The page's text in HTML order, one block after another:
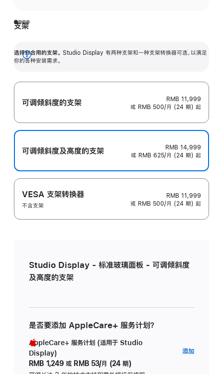
支架
选择你合用的支架。 Studio Display 有两种支架和一种支架转换器可选，以满足
你的各种安装需求。
展
可调倾斜度的支架
RMB 11,999
或 RMB 500/月 (24 期) 起
可调倾斜度及高‍度的支‍架
RMB 14,999
或 RMB 625/月 (24 期) 起
VESA 支架转换器
不含支架
RMB 11,999
或 RMB 500/月 (24 期) 起
Studio Display - 标准玻璃面板 - 可调倾斜度
及高度的支架
是否要添加 AppleCare+ 服务计划？
AppleCare+ 服务计划 (适用于 Studio
Display)
RMB 1,249 或 RMB 53/月 (24 期)
添加